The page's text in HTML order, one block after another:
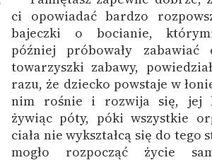
ci opowiadać bardzo
bajeczki o bocianie,
później próbowały zabawiać
towarzyszki zabawy,
razu, że dziecko powstaje w
nim rośnie i rozwija się, jej
żywiąc póty, póki wszystkie
ciała nie wykształcą się do tego
mogło rozpocząć życie